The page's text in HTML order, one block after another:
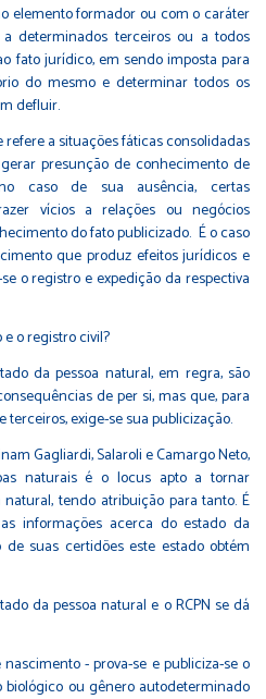
elemento formador ou com o caráter
determinados terceiros ou a todos
fato jurídico, em sendo imposta para
do mesmo e determinar todos os
defluir.
a situações fáticas consolidadas
presunção de conhecimento de
caso de sua ausência, certas
vícios a relações ou negócios
do fato publicizado. É o caso
que produz efeitos jurídicos e
o registro e expedição da respectiva
e o registro civil?
da pessoa natural, em regra, são
de per si, mas que, para
exige-se sua publicização.
Gagliardi, Salaroli e Camargo Neto,
naturais é o locus apto a tornar
tendo atribuição para tanto. É
informações acerca do estado da
suas certidões este estado obtém
da pessoa natural e o RCPN se dá
- prova-se e publiciza-se o
ou gênero autodeterminado